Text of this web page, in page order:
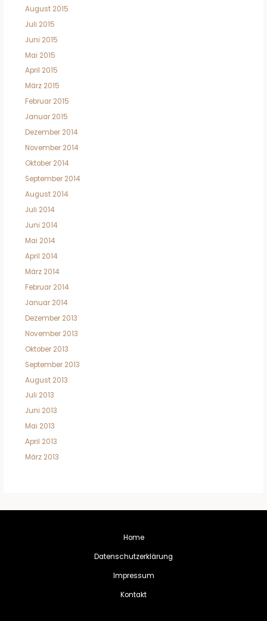
August 2015
Juli 2015
Juni 2015
Mai 2015
April 2015
März 2015
Februar 2015
Januar 2015
Dezember 2014
November 2014
Oktober 2014
September 2014
August 2014
Juli 2014
Juni 2014
Mai 2014
April 2014
März 2014
Februar 2014
Januar 2014
Dezember 2013
November 2013
Oktober 2013
September 2013
August 2013
Juli 2013
Juni 2013
Mai 2013
April 2013
März 2013
Home
Datenschutzerklärung
Impressum
Kontakt